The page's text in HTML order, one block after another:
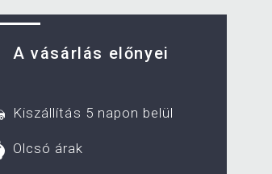
A vásárlás előnyei
Kiszállítás 5 napon belül
Olcsó árak